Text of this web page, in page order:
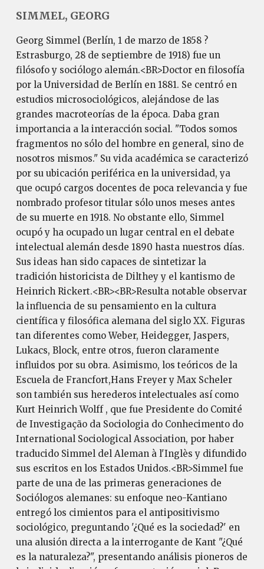
SIMMEL, GEORG
Georg Simmel (Berlín, 1 de marzo de 1858 ?
Estrasburgo, 28 de septiembre de 1918) fue un
filósofo y sociólogo alemán.<BR>Doctor en filosofía
por la Universidad de Berlín en 1881. Se centró en
estudios microsociológicos, alejándose de las
grandes macroteorías de la época. Daba gran
importancia a la interacción social. "Todos somos
fragmentos no sólo del hombre en general, sino de
nosotros mismos." Su vida académica se caracterizó
por su ubicación periférica en la universidad, ya
que ocupó cargos docentes de poca relevancia y fue
nombrado profesor titular sólo unos meses antes
de su muerte en 1918. No obstante ello, Simmel
ocupó y ha ocupado un lugar central en el debate
intelectual alemán desde 1890 hasta nuestros días.
Sus ideas han sido capaces de sintetizar la
tradición historicista de Dilthey y el kantismo de
Heinrich Rickert.<BR><BR>Resulta notable observar
la influencia de su pensamiento en la cultura
científica y filosófica alemana del siglo XX. Figuras
tan diferentes como Weber, Heidegger, Jaspers,
Lukacs, Block, entre otros, fueron claramente
influidos por su obra. Asimismo, los teóricos de la
Escuela de Francfort,Hans Freyer y Max Scheler
son también sus herederos intelectuales así como
Kurt Heinrich Wolff , que fue Presidente do Comité
de Investigação da Sociologia do Conhecimento do
International Sociological Association, por haber
traducido Simmel del Aleman à l'Inglès y difundido
sus escritos en los Estados Unidos.<BR>Simmel fue
parte de una de las primeras generaciones de
Sociólogos alemanes: su enfoque neo-Kantiano
entregó los cimientos para el antipositivismo
sociológico, preguntando '¿Qué es la sociedad?' en
una alusión directa a la interrogante de Kant "¿Qué
es la naturaleza?", presentando análisis pioneros de